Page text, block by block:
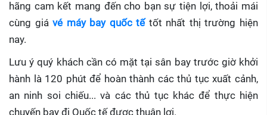
hãng cam kết mang đến cho bạn sự tiện lợi, thoải mái
cùng giávé máy bay quốc tế tốt nhất thị trường hiện
nay.
Lưu ý quý khách cần có mặt tại sân bay trước giờ khởi
hành là 120 phút để hoàn thành các thủ tục xuất cảnh,
an ninh soi chiếu... và các thủ tục khác để thực hiện
chuyến bay đi Quốc tế được thuận lợi.